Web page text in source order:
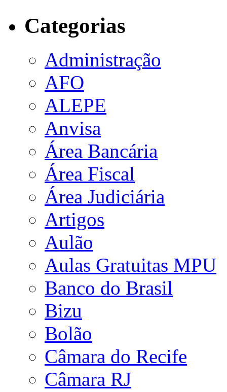
Categorias
Administração
AFO
ALEPE
Anvisa
Área Bancária
Área Fiscal
Área Judiciária
Artigos
Aulão
Aulas Gratuitas MPU
Banco do Brasil
Bizu
Bolão
Câmara do Recife
Câmara RJ